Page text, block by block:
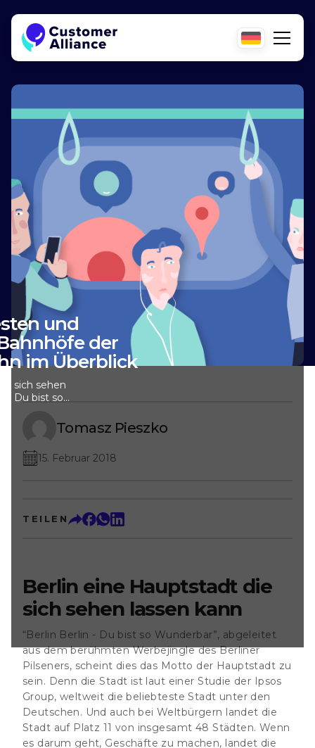
und
der
im Überblick
sich sehen
- Du bist so
Berliner
Motto der
die Stadt ist
Group,
landet die
heißt es laut
Bürgermeister
ist es auch
hat die
es nicht
Mitbürger ja
B kommen
Tomasz Pieszko
15. Februar 2018
TEILEN
Berlin eine Hauptstadt die
sich sehen lassen kann
“Berlin Berlin - Du bist so Wunderbar”, abgeleitet
aus dem berühmten Werbejingle des Berliner
Pilseners, scheint dies das Motto der Hauptstadt zu
sein. Denn die Stadt ist laut einer Studie der Ipsos
Group, weltweit die beliebteste Stadt unter den
Deutschen. Und auch bei Weltbürgern landet die
Stadt auf Platz 11 von insgesamt 48 Städten. Wenn
es darum geht, Geschäfte zu machen, landet die